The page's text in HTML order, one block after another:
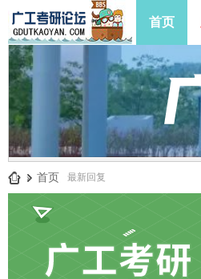
首页
» 首页 最新回复